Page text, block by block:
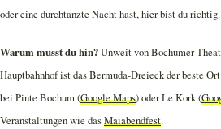
oder eine durchtanzte Nacht hast, hier bist du richtig.
Warum musst du hin?Unweit von Bochumer
Hauptbahnhof ist das Bermuda-Dreieck der beste
bei Pinte Bochum (Google Maps) oder Le Kork (
Veranstaltungen wie dasMaiabendfest.